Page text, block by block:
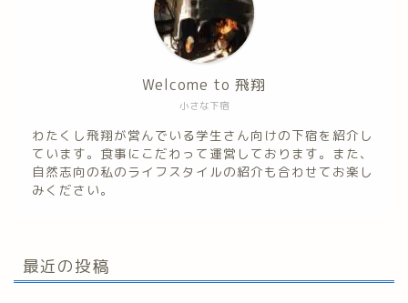
小さな下宿
Welcome to 飛翔
わたくし飛翔が営んでいる学生さん向けの下宿を紹介し
ています。食事にこだわって運営しております。また、
自然志向の私のライフスタイルの紹介も合わせてお楽し
みください。
最近の投稿